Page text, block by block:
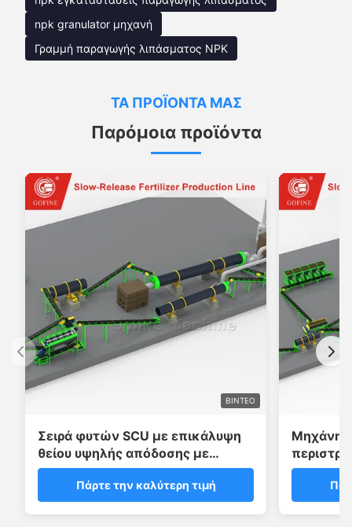
npk granulator μηχανή
Γραμμή παραγωγής λιπάσματος NPK
ΤΑ ΠΡΟΪΌΝΤΑ ΜΑΣ
Παρόμοια προϊόντα
ΒΊΝΤΕΟ
Σειρά φυτών SCU με επικάλυψη
θείου υψηλής απόδοσης με
σύστημα σφράγισης κεριού
Πάρτε την καλύτερη τιμή
2-3